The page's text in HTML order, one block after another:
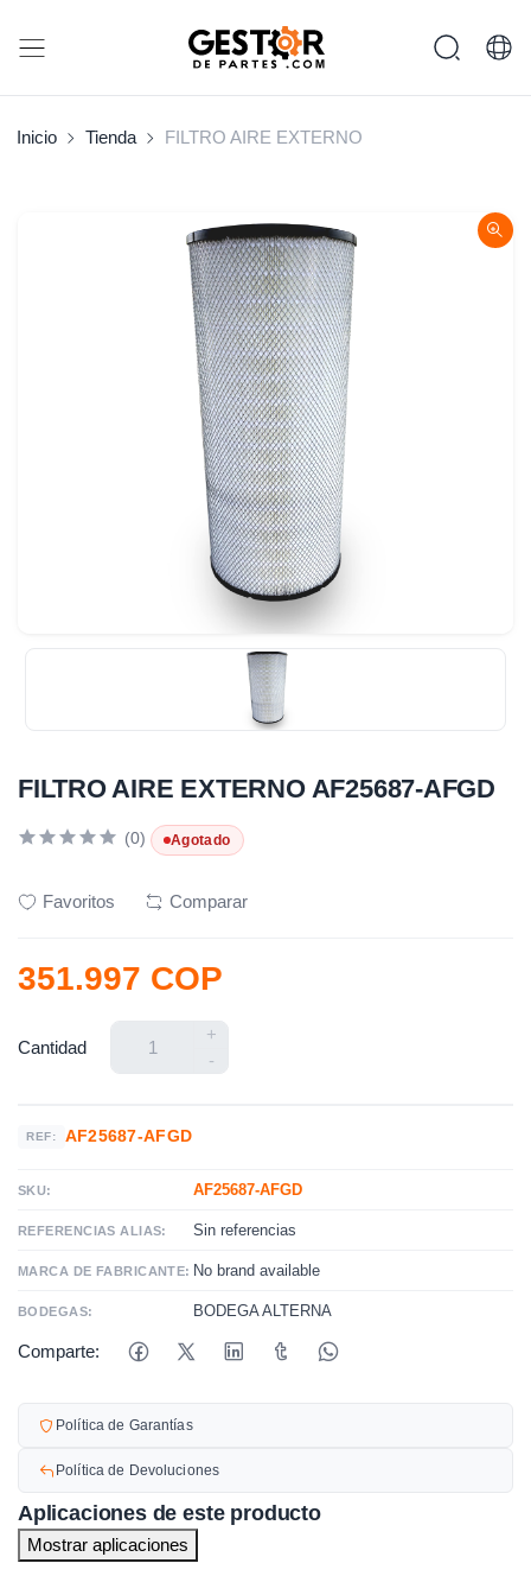
Inicio Tienda FILTRO AIRE EXTERNO
FILTRO AIRE EXTERNO AF25687-AFGD
(0) Agotado
Favoritos Comparar
351.997 COP
Cantidad
+
-
REF: AF25687-AFGD
SKU: AF25687-AFGD
REFERENCIAS ALIAS: Sin referencias
MARCA DE FABRICANTE: No brand available
BODEGAS: BODEGA ALTERNA
Comparte:
Política de Garantías
Política de Devoluciones
Aplicaciones de este producto
Mostrar aplicaciones